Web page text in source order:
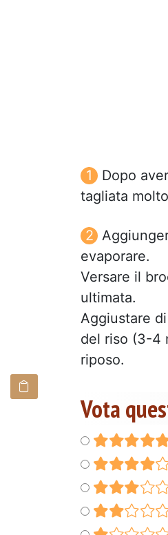
Dopo
tagliata
evaporare.
Versare il
ultimata.
Aggiustare
del riso (3-4
riposo.
Vota